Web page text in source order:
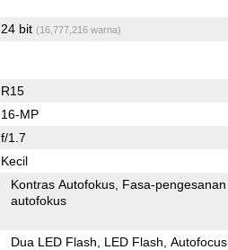
24 bit (16,777,216 warna)
R15
16-MP
f/1.7
Kecil
Kontras Autofokus Fasa-pengesanan
autofokus
Dua LED Flash LED Flash Autofocus